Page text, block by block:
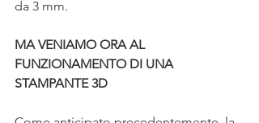
da 3 mm.
MA VENIAMO ORA AL
FUNZIONAMENTO DI UNA
STAMPANTE 3D